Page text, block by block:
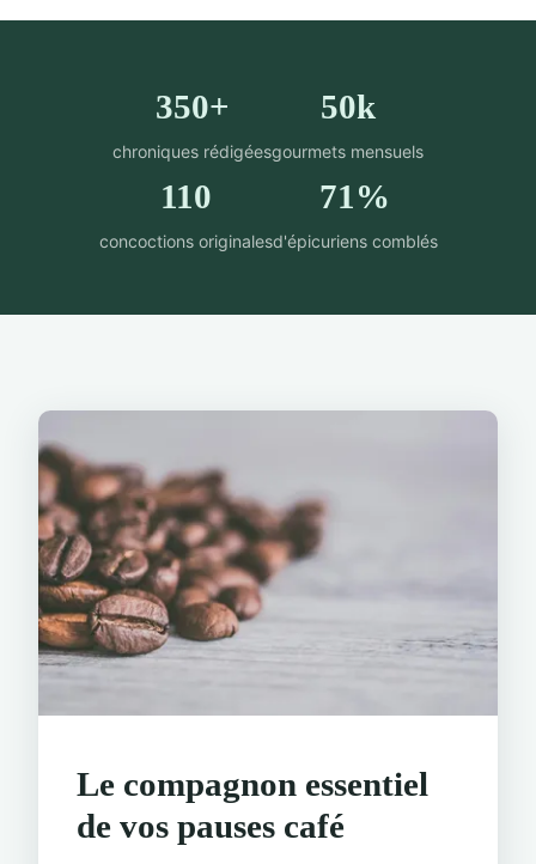
350+
chroniques rédigées
50k
gourmets mensuels
110
concoctions originales
71%
d'épicuriens comblés
Le compagnon essentiel
de vos pauses café